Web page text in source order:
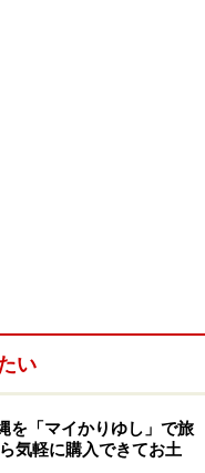
して整備されていま
が世界文化遺産とし
城区が「古城周辺地
い
を「マイかりゆし」で旅
気軽に購入できてお土